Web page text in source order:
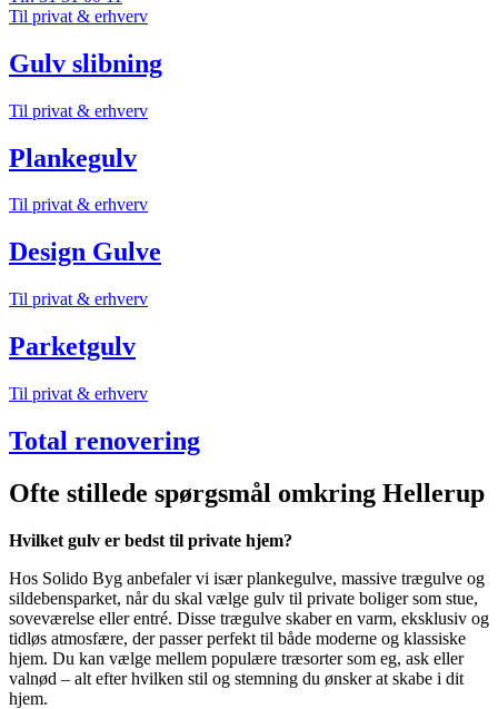
Til privat & erhverv
Gulv slibning
Til privat & erhverv
Plankegulv
Til privat & erhverv
Design Gulve
Til privat & erhverv
Parketgulv
Til privat & erhverv
Total renovering
Ofte stillede spørgsmål omkring Hellerup
Hvilket gulv er bedst til private hjem?
Hos Solido Byg anbefaler vi især plankegulve, massive trægulve og
sildebensparket, når du skal vælge gulv til private boliger som stue,
soveværelse eller entré. Disse trægulve skaber en varm, eksklusiv og
tidløs atmosfære, der passer perfekt til både moderne og klassiske
hjem. Du kan vælge mellem populære træsorter som eg, ask eller
valnød – alt efter hvilken stil og stemning du ønsker at skabe i dit
hjem.